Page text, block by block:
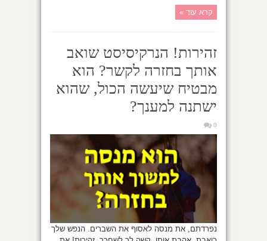
קרא עוד »
זהירות! הנרקיסיסט שואב
אותך בחזרה לקשר? הוא
מבטיח שיעשה הכול, שהוא
ישתנה למענך?
0
נפרדתם, את מנסה לאסוף את השברים. הנפש שלך